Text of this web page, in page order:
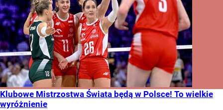
Klubowe Mistrzostwa Świata będą w Polsce! To wielkie
wyróżnienie